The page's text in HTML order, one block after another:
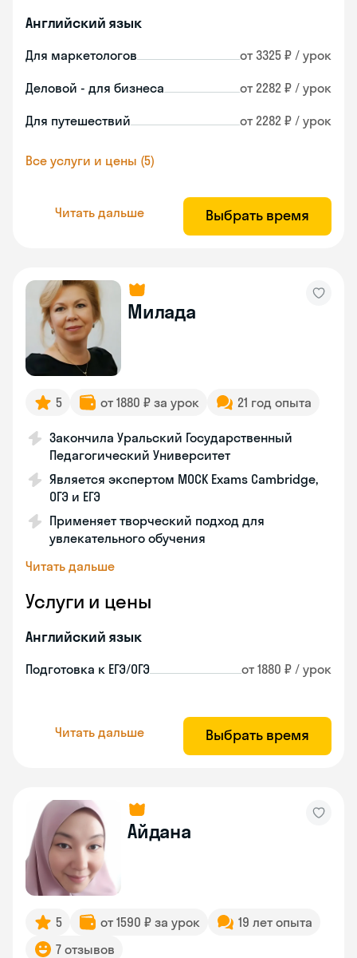
Английский язык
Для маркетологов от 3325 ₽ / урок
Деловой - для бизнеса от 2282 ₽ / урок
Для путешествий от 2282 ₽ / урок
Все услуги и цены (5)
Читать дальше Выбрать время
Милада
5 от 1880 ₽ за урок 21 год опыта
Закончила Уральский Государственный
Педагогический Университет
Является экспертом MOCK Exams Cambridge,
ОГЭ и ЕГЭ
Применяет творческий подход для
увлекательного обучения
Читать дальше
Услуги и цены
Английский язык
Подготовка к ЕГЭ/ОГЭ от 1880 ₽ / урок
Читать дальше Выбрать время
Айдана
5 от 1590 ₽ за урок
19 лет опыта
7 отзывов